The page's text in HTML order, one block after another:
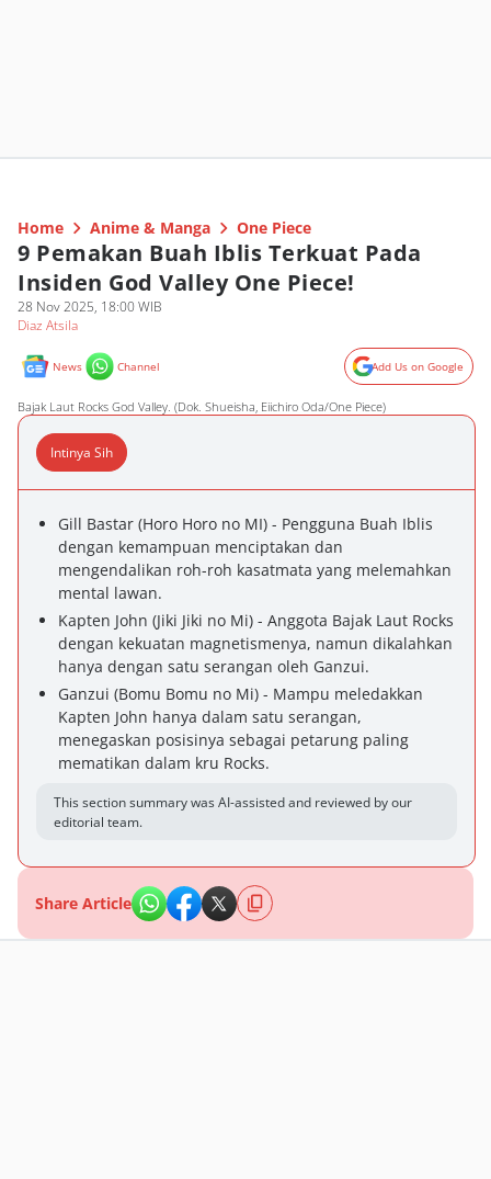
Home Anime & Manga One Piece
9 Pemakan Buah Iblis Terkuat Pada
Insiden God Valley One Piece!
28 Nov 2025, 18:00 WIB
Diaz Atsila
News Channel Add Us on Google
Bajak Laut Rocks God Valley. (Dok. Shueisha, Eiichiro Oda/One Piece)
Intinya Sih
Gill Bastar (Horo Horo no MI) - Pengguna Buah Iblis
dengan kemampuan menciptakan dan
mengendalikan roh-roh kasatmata yang melemahkan
mental lawan.
Kapten John (Jiki Jiki no Mi) - Anggota Bajak Laut Rocks
dengan kekuatan magnetismenya, namun dikalahkan
hanya dengan satu serangan oleh Ganzui.
Ganzui (Bomu Bomu no Mi) - Mampu meledakkan
Kapten John hanya dalam satu serangan,
menegaskan posisinya sebagai petarung paling
mematikan dalam kru Rocks.
This section summary was AI-assisted and reviewed by our
editorial team.
Share Article